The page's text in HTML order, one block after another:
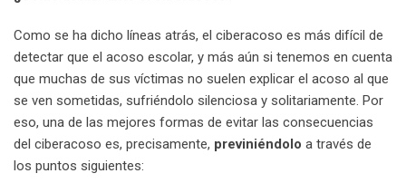
Como se ha dicho líneas atrás, el ciberacoso es más difícil de
detectar que el acoso escolar, y más aún si tenemos en cuenta
que muchas de sus víctimas no suelen explicar el acoso al que
se ven sometidas, sufriéndolo silenciosa y solitariamente. Por
eso, una de las mejores formas de evitar las consecuencias
del ciberacoso es, precisamente, previniéndolo a través de
los puntos siguientes: